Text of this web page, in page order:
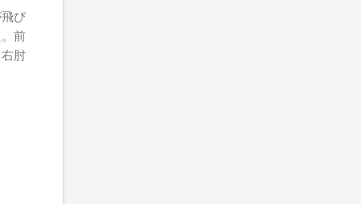
び
前
肘